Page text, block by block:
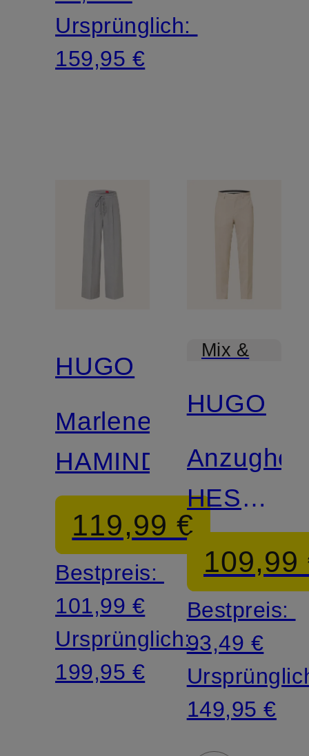
Ursprünglich:
159,95 €
HUGO
Marlenehose
HAMINDE
119,99 €
Bestpreis:
101,99 €
Ursprünglich:
199,95 €
Mix &
HUGO
HESTEN
Extra
Slim Fit
109,99
Bestpreis:
93,49 €
149,95 €